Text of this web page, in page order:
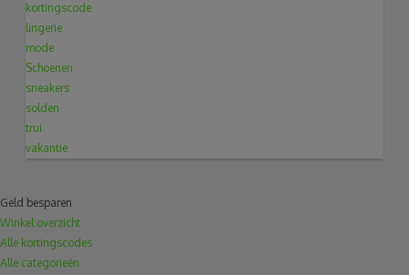
kortingscode
lingerie
mode
Schoenen
sneakers
solden
trui
vakantie
Geld besparen
Winkel overzicht
Alle kortingscodes
Alle categorieën